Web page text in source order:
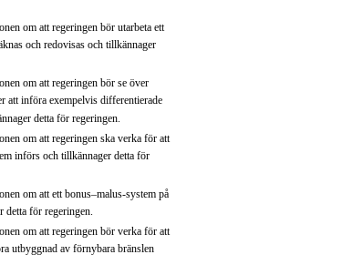
om att regeringen bör utarbeta ett
och redovisas och tillkännager
om att regeringen bör se över
att införa exempelvis differentierade
detta för regeringen.
om att regeringen ska verka för att
införs och tillkännager detta för
om att ett bonus–malus-system på
detta för regeringen.
om att regeringen bör verka för att
utbyggnad av förnybara bränslen